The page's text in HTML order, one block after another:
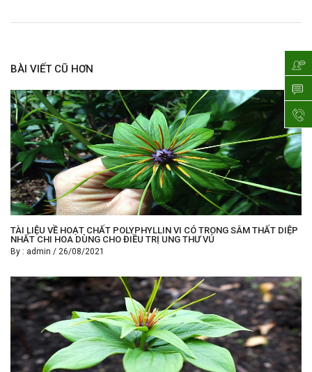
BÀI VIẾT CŨ HƠN
TÀI LIỆU VỀ HOẠT CHẤT POLYPHYLLIN VI CÓ TRONG SÂM THẤT DIỆP
NHẤT CHI HOA DÙNG CHO ĐIỀU TRỊ UNG THƯ VÚ
By : admin / 26/08/2021